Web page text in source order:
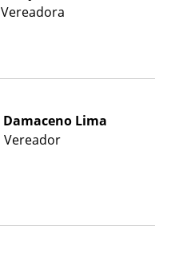
Vereadora
Lima
Vereador